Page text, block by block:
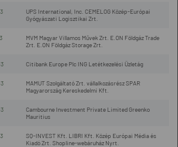
UPS International, Inc. CEMELOG Közép-Európai
Gyógyászati Logisztikai Zrt.
MVM Magyar Villamos Művek Zrt. E.ON Földgáz Trade
Zrt. E.ON Földgáz Storage Zrt.
Citibank Europe Plc ING Letétkezelési Üzletág
MAMUT Szolgáltató Zrt. vállalkozásrész SPAR
Magyarország Kereskedelmi Kft.
Cambourne Investment Private Limited Greenko
Mauritius
SQ-INVEST Kft. LIBRI Kft. Közép Európai Média és
Kiadó Zrt. Shopline-webáruház Nyrt.